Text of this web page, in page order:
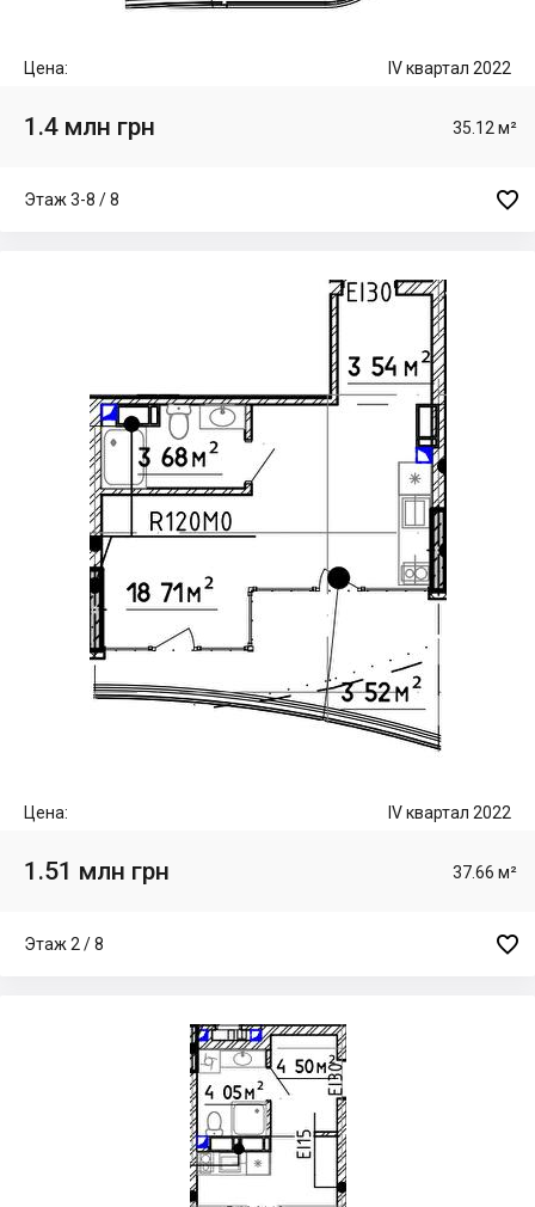
Цена: IV квартал 2022
1.4 млн грн 35.12 м²
Этаж 3-8 / 8 
Цена: IV квартал 2022
1.51 млн грн 37.66 м²
Этаж 2 / 8 